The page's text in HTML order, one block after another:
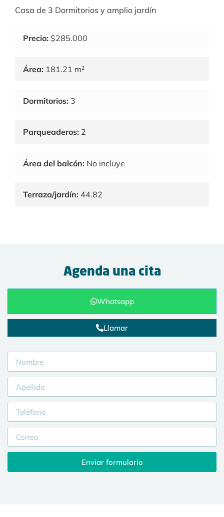
Casa de 3 Dormitorios y amplio jardín
Precio: $285.000
Área: 181.21 m²
Dormitorios: 3
Parqueaderos: 2
Área del balcón: No incluye
Terraza/jardín: 44.82
Agenda una cita
Whatsapp
Llamar
Enviar formulario